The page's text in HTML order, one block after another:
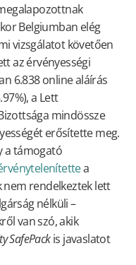
Belgiumban elég
vizsgálatot követően
az érvényességi
6.838 online aláírás
a Lett
mindössze
erősítette meg.
a támogató
a
nem rendelkeztek lett
nélküli –
van szó, akik
SafePackis javaslatot